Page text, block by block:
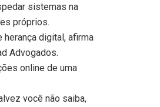
sistemas na
próprios.
digital, afirma
Advogados.
online de uma
você não saiba,